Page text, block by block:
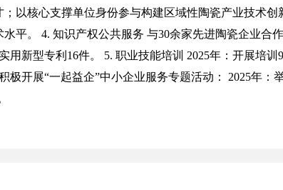
以核心支撑单位身份参与构建区域性陶瓷产业技术创
平。 4. 知识产权公共服务 与30余家先进陶瓷企业合
新型专利16件。 5. 职业技能培训 2025年：开展培训
极开展“一起益企”中小企业服务专题活动： 2025年：